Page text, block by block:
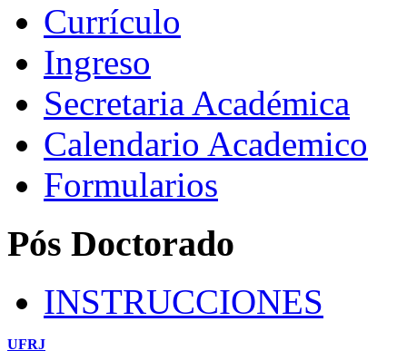
Currículo
Ingreso
Secretaria Académica
Calendario Academico
Formularios
Pós Doctorado
INSTRUCCIONES
UFRJ